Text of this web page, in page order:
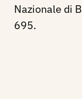
Nazionale di
695.